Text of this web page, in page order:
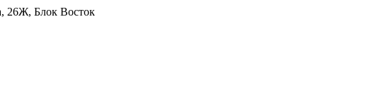
26Ж, Блок Восток